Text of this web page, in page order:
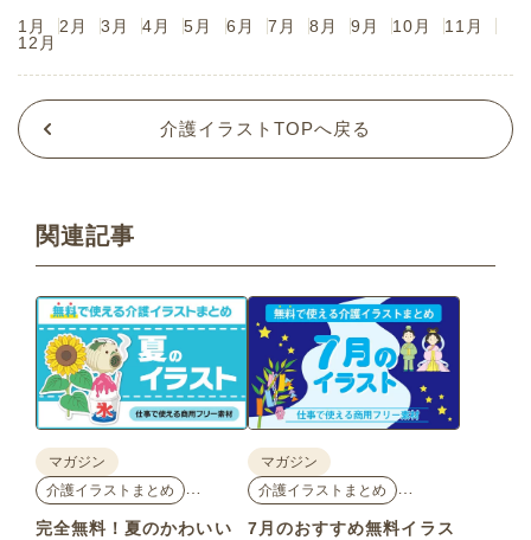
1月 2月 3月 4月 5月 6月 7月 8月 9月 10月
11月
12月
介護イラストTOPへ戻る
関連記事
マガジン
介護イラストまとめ
完全無料！夏のかわいい
マガジン
介護イラストまとめ
7月のおすすめ無料イラス